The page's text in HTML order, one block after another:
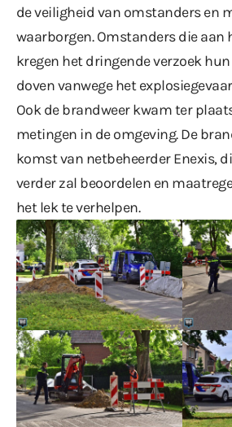
de veiligheid van omstanders en
waarborgen. Omstanders die aan
kregen het dringende verzoek
doven vanwege het
Ook de brandweer kwam ter
metingen in de omgeving. De
komst van netbeheerder Enexis,
verder zal beoordelen en
het lek te verhelpen.